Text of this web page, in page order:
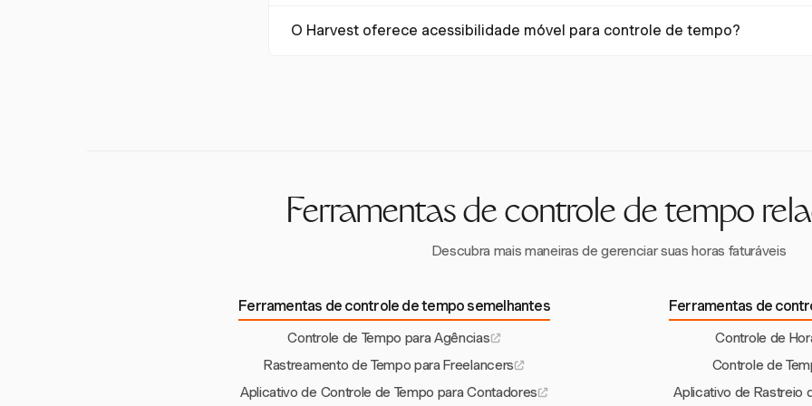
pagamento excessivo ou insuficiente.
por pessoa, facilitando a gestão e o relatório de tempo com precisão em diferentes
O Harvest oferece acessibilidade móvel para controle de tempo?
Ferramentas de controle de tempo
Descubra mais maneiras de gerenciar suas horas faturáveis
Ferramentas de controle de tempo semelhantes
Controle de Tempo para Agências
Rastreamento de Tempo para Freelancers
Aplicativo de Controle de Tempo para Contadores
Ferramentas de
Controle de
Controle de
Aplicativo de Rastreio